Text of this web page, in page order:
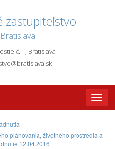
zastupiteľstvo
Bratislava
č. 1, Bratislava
Toggle
plánovania, životného prostredia a
12.04.2016